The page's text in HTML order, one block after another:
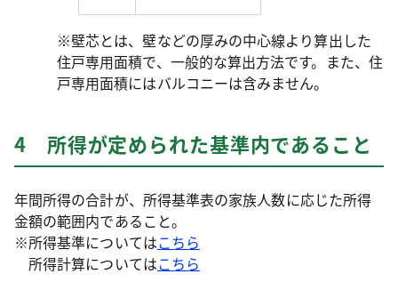
※壁芯とは、壁などの厚みの中心線より算出した
住戸専用面積で、一般的な算出方法です。また、住
戸専用面積にはバルコニーは含みません。
4 所得が定められた基準内であること
年間所得の合計が、所得基準表の家族人数に応じた所得
金額の範囲内であること。
※所得基準についてはこちら
所得計算についてはこちら